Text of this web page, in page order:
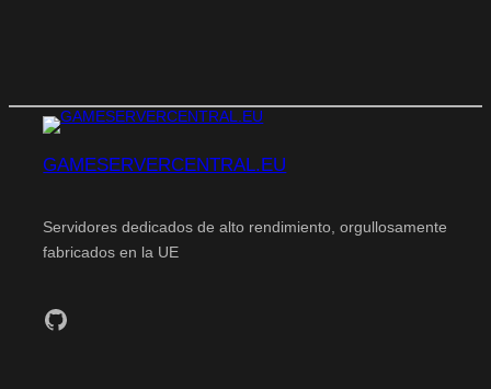
GAMESERVERCENTRAL.EU
Servidores dedicados de alto rendimiento, orgullosamente
fabricados en la UE
GitHub